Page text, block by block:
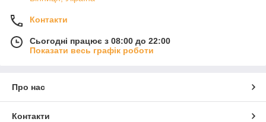
Контакти
Сьогодні працює з 08:00 до 22:00
Показати весь графік роботи
Про нас
Контакти